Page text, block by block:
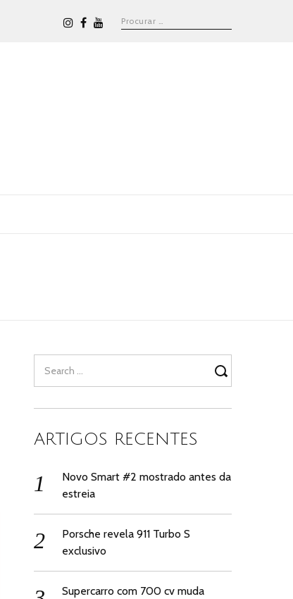
for:
ARTIGOS RECENTES
Novo Smart #2 mostrado antes da
estreia
Porsche revela 911 Turbo S
exclusivo
Supercarro com 700 cv muda